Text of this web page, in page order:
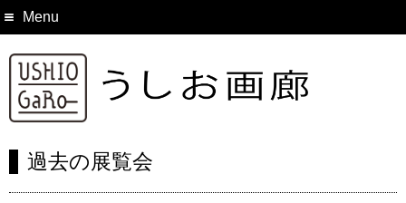
Menu
過去の展覧会